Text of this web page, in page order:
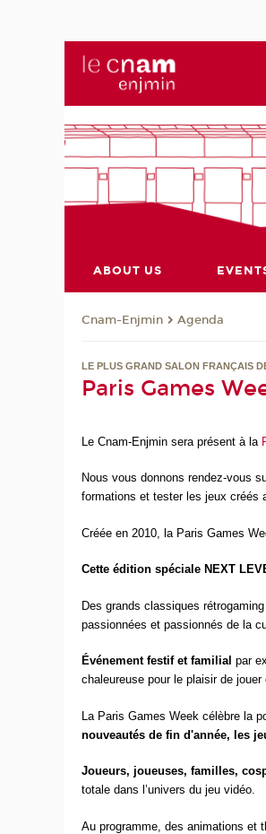
ABOUT US
Cnam-Enjmin Agenda
LE PLUS GRAND SALON FRANÇAIS
Paris Games
Le Cnam-Enjmin sera présent à la
Nous vous donnons rendez-vous
formations et tester les jeux créés
Créée en 2010, la Paris Games
Cette édition spéciale NEXT
Des grands classiques
passionnées et passionnés de la
Événement festif et familial par
chaleureuse pour le plaisir de jouer
La Paris Games Week célèbre la
nouveautés de fin d'année, les
Joueurs, joueuses, familles,
totale dans l’univers du jeu vidéo.
Au programme, des animations et